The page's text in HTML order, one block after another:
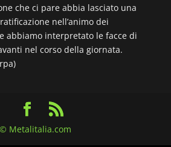
che ci pare abbia lasciato una
nell’animo dei
abbiamo interpretato le facce di
nel corso della giornata.
© Metalitalia.com